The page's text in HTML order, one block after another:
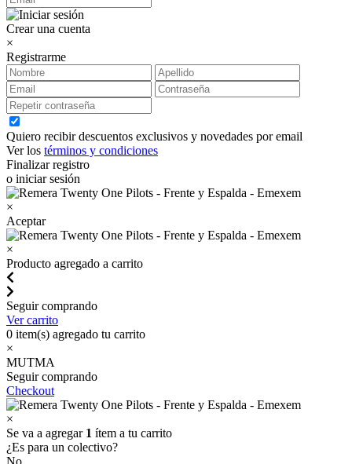
Crear una cuenta
×
Registrarme
Quiero recibir descuentos exclusivos y novedades por email
Ver los términos y condiciones
Finalizar registro
o iniciar sesión
×
Aceptar
×
Producto agregado a carrito
Seguir comprando
Ver carrito
0 item(s) agregado tu carrito
×
MUTMA
Seguir comprando
Checkout
×
Se va a agregar 1 ítem a tu carrito
¿Es para un colectivo?
No